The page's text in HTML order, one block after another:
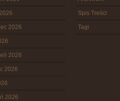
2026
2026
2026
2026
Spis Treści
Tagi